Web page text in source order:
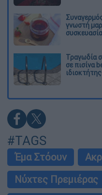
γνωστή
συσκευασία
Τραγωδία
σε πισίνα
#TAGS
Έμα Στόουν
Νύχτες Πρεμιέρας